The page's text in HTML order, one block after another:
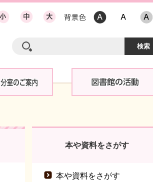
本や資料をさがす
本や資料をさがす